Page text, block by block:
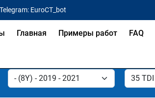
Telegram: EuroCT_bot
Главная Примеры работ FAQ